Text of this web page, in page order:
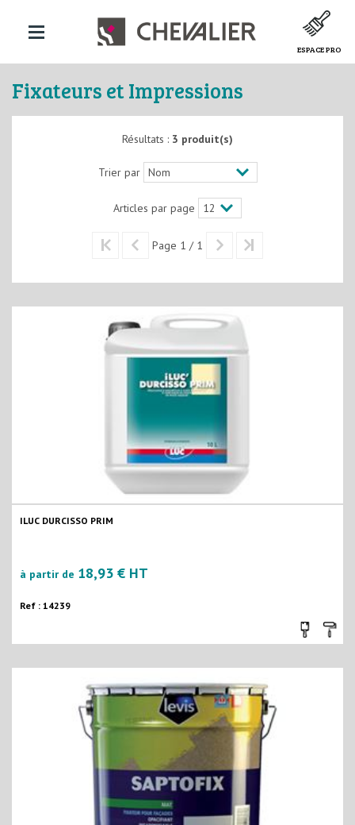
ESPACE PRO
Fixateurs et Impressions
Résultats : 3 produit(s)
Trier par
Articles par page
Page 1 / 1
ILUC DURCISSO PRIM
à partir de 18,93 € HT
Ref : 14239